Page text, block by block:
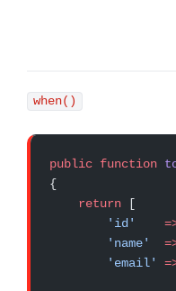
when()
public function
{
    return
[
        'id'
        'name'
        'email'